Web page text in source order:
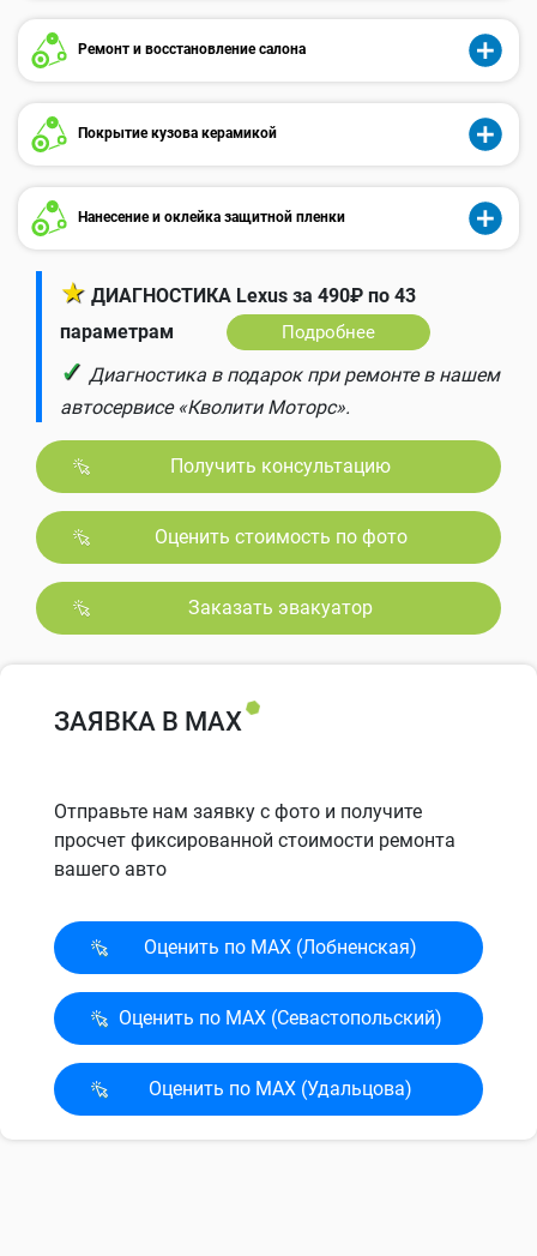
Ремонт и восстановление салона
Покрытие кузова керамикой
Нанесение и оклейка защитной пленки
★ ДИАГНОСТИКА Lexus за 490₽ по 43
параметрам
Подробнее
✓ Диагностика в подарок при ремонте в нашем
автосервисе «Кволити Моторс».
Получить консультацию
Оценить стоимость по фото
Заказать эвакуатор
ЗАЯВКА В MAX
Отправьте нам заявку с фото и получите
просчет фиксированной стоимости ремонта
вашего авто
Оценить по MAX (Лобненская)
Оценить по MAX (Севасто­польский)
Оценить по MAX (Удальцова)